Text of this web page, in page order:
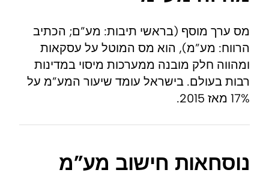
מס ערך מוסף (בראשי תיבות: מע”ם; הכתיב
הרווח: מע”מ), הוא מס המוטל על עסקאות
ומהווה חלק מובנה ממערכות מיסוי במדינות
רבות בעולם. בישראל עומד שיעור המע”מ על
17% מאז 2015.
נוסחאות חישוב מע”מ